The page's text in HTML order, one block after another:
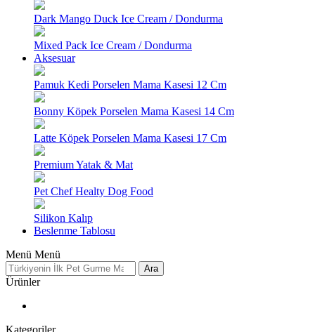
Dark Mango Duck Ice Cream / Dondurma
Mixed Pack Ice Cream / Dondurma
Aksesuar
Pamuk Kedi Porselen Mama Kasesi 12 Cm
Bonny Köpek Porselen Mama Kasesi 14 Cm
Latte Köpek Porselen Mama Kasesi 17 Cm
Premium Yatak & Mat
Pet Chef Healty Dog Food
Silikon Kalıp
Beslenme Tablosu
Menü Menü
Ara
Ürünler
Kategoriler